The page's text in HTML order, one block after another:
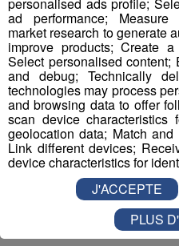
30.07.2026 Actualités
30.07.2026 Actualités
30.07.2026 Actualités
30.07.2026 Actualités
30.07.2026 Actualités
Actualités
Actualités
Chamonix : la
inaccessible à
Les travaux de
du Mont-Blanc sont
ad performance; Measure
market research to generate
improve products; Create
Select personalised content;
and debug; Technically
technologies may process
and browsing data to offer
scan device characteristics
geolocation data; Match
Link different devices;
device characteristics for
J'ACCEPTE
PLUS